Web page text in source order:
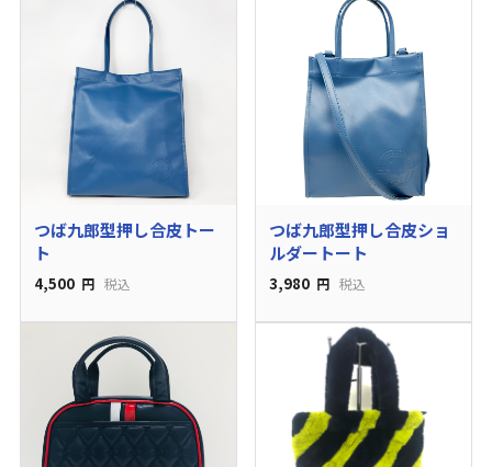
つば九郎型押し合皮トー
ト
4,500 円 税込
つば九郎型押し合皮ショ
ルダートート
3,980 円 税込